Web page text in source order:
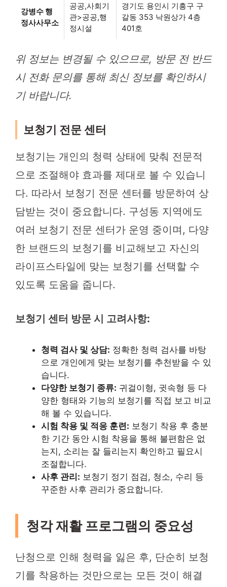
강병수 행
정사사무소
공공,사회기
관>공공,행
정시설
경기도 용인시 기흥구 구
갈동 353 낙원상가 4층
401호
위 정보는 변경될 수 있으므로, 방문 전 반드
시 전화 문의를 통해 최신 정보를 확인하시
기 바랍니다.
보청기 전문 센터
보청기는 개인의 청력 상태에 맞춰 전문적
으로 조절해야 효과를 제대로 볼 수 있습니
다. 따라서 보청기 전문 센터를 방문하여 상
담받는 것이 중요합니다. 구성동 지역에도
여러 보청기 전문 센터가 운영 중이며, 다양
한 브랜드의 보청기를 비교해보고 자신의
라이프스타일에 맞는 보청기를 선택할 수
있도록 도움을 줍니다.
보청기 센터 방문 시 고려사항:
청력 검사 및 상담: 정확한 청력 검사를 바탕
으로 개인에게 맞는 보청기를 추천받을 수 있
습니다.
다양한 보청기 종류: 귀걸이형, 귓속형 등 다
양한 형태와 기능의 보청기를 직접 보고 비교
해 볼 수 있습니다.
시험 착용 및 적응 훈련: 보청기 착용 후 충분
한 기간 동안 시험 착용을 통해 불편함은 없
는지, 소리는 잘 들리는지 확인하고 필요시
조절합니다.
사후 관리: 보청기 정기 점검, 청소, 수리 등
꾸준한 사후 관리가 중요합니다.
청각 재활 프로그램의 중요성
난청으로 인해 청력을 잃은 후, 단순히 보청
기를 착용하는 것만으로는 모든 것이 해결